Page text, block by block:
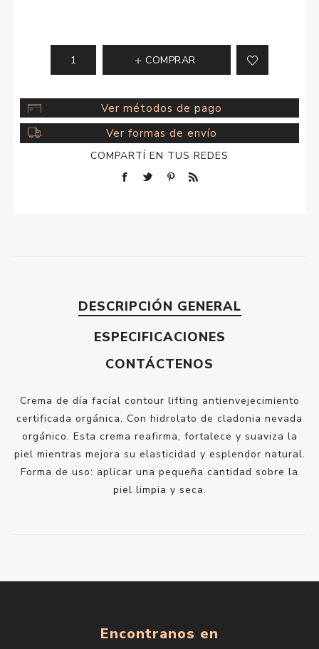
COMPRAR
Ver métodos de pago
Ver formas de envío
COMPARTÍ EN TUS REDES
DESCRIPCIÓN GENERAL
ESPECIFICACIONES
CONTÁCTENOS
Crema de día facíal contour lifting antienvejecimiento
certificada orgánica. Con hidrolato de cladonia nevada
orgánico. Esta crema reafirma, fortalece y suaviza la
piel mientras mejora su elasticidad y esplendor natural.
Forma de uso: aplicar una pequeña cantidad sobre la
piel limpia y seca.
Encontranos en